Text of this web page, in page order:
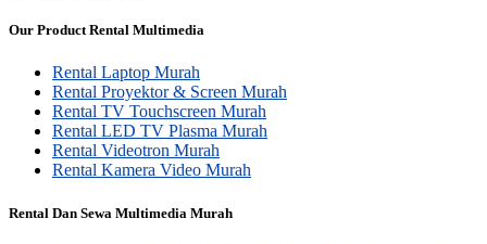
Our Product Rental Multimedia
Rental Laptop Murah
Rental Proyektor & Screen Murah
Rental TV Touchscreen Murah
Rental LED TV Plasma Murah
Rental Videotron Murah
Rental Kamera Video Murah
Rental Dan Sewa Multimedia Murah